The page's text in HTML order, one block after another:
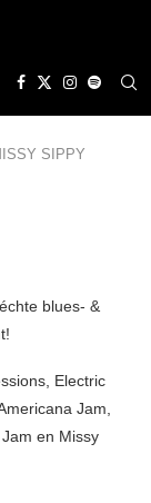
SIPPY
blues- &
Electric
Jam,
en Missy